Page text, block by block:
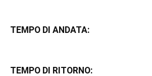
TEMPO DI ANDATA:
TEMPO DI RITORNO: